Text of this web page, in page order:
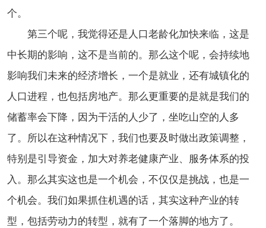
个。
第三个呢，我觉得还是人口老龄化加快来临，这是
中长期的影响，这不是当前的。那么这个呢，会持续地
影响我们未来的经济增长，一个是就业，还有城镇化的
人口进程，也包括房地产。那么更重要的是就是我们的
储蓄率会下降，因为干活的人少了，坐吃山空的人多
了。所以在这种情况下，我们也要及时做出政策调整，
特别是引导资金，加大对养老健康产业、服务体系的投
入。那么其实这也是一个机会，不仅仅是挑战，也是一
个机会。我们如果抓住机遇的话，其实这种产业的转
型，包括劳动力的转型，就有了一个落脚的地方了。